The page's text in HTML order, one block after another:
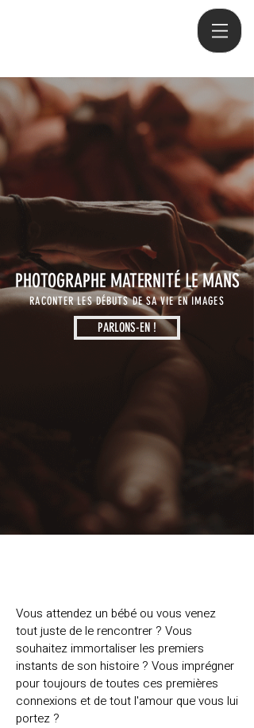
PHOTOGRAPHE MATERNITÉ LE MANS
RACONTER LES DÉBUTS DE SA VIE EN IMAGES
PARLONS-EN !
Vous attendez un bébé ou vous venez
tout juste de le rencontrer ? Vous
souhaitez immortaliser les premiers
instants de son histoire ? Vous imprégner
pour toujours de toutes ces premières
connexions et de tout l'amour que vous lui
portez ?